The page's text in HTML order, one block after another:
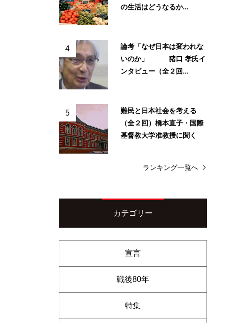
の生活はどうなるか...
4
論考「なぜ日本は変われな
いのか」 猪口 孝氏イ
ンタビュー（全２回...
5
難民と日本社会を考える
（全２回）橋本直子・国際
基督教大学准教授に聞く
ランキング一覧へ
カテゴリー
宣言
戦後80年
特集